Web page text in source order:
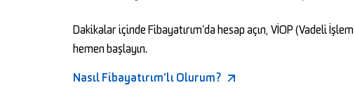
Dakikalar içinde Fibayatırım’da hesap açın, VİOP (Vadeli
hemen başlayın.
Nasıl Fibayatırım’lı Olurum?